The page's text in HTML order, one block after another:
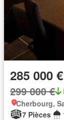
285 000 €
299 000 €
Cherbourg,
7 Pièces